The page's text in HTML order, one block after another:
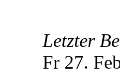
Letzter
Fr 27.